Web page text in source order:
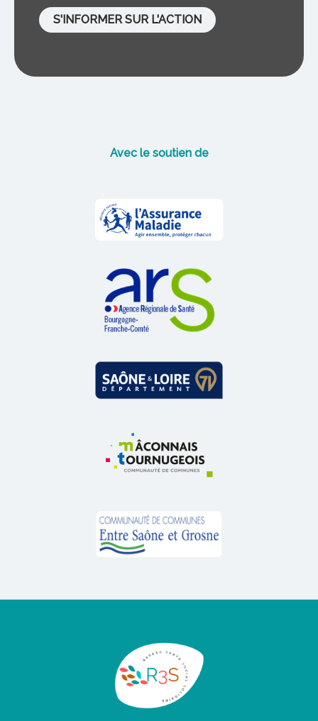
S'INFORMER SUR L'ACTION
Avec le soutien de